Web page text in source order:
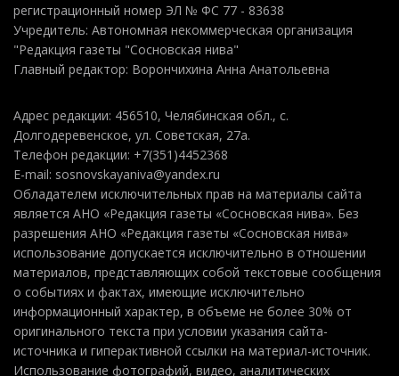
регистрационный номер ЭЛ № ФС 77 - 83638
Учредитель: Автономная некоммерческая организация
"Редакция газеты "Сосновская нива"
Главный редактор: Ворончихина Анна Анатольевна
Адрес редакции: 456510, Челябинская обл., с.
Долгодеревенское, ул. Советская, 27а.
Телефон редакции: +7(351)4452368
E-mail: sosnovskayaniva@yandex.ru
Обладателем исключительных прав на материалы сайта
является АНО «Редакция газеты «Сосновская нива». Без
разрешения АНО «Редакция газеты «Сосновская нива»
использование допускается исключительно в отношении
материалов, представляющих собой текстовые сообщения
о событиях и фактах, имеющие исключительно
информационный характер, в объеме не более 30% от
оригинального текста при условии указания сайта-
источника и гиперактивной ссылки на материал-источник.
Использование фотографий, видео, аналитических